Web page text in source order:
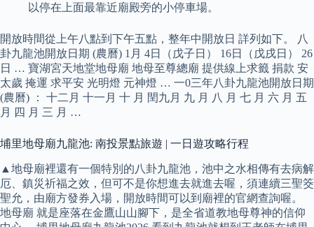
以停在上面最靠近廟殿旁的小停車場。
開放時間從上午八點到下午五點，整年中開放日 詳列如下。 八
卦九龍池開放日期 (農曆) 1月 4日（戊子日） 16日（戊戌日） 26
日 … 寶湖宮天地堂地母廟 地母至尊總廟 提供線上求籤 捐款 安
太歲 掩運 求平安 光明燈 元神燈 … 一0三年八卦九龍池開放日期
(農曆) ： 十二月 十一月 十 月 閏九月 九 月 八 月 七 月 六 月 五
月 四 月 三 月 …
埔里地母廟九龍池: 南投景點旅遊 | 一日遊攻略行程
▲地母廟裡還有一個特別的八卦九龍池，池中之水相傳有去病解
厄、鎮災祈福之效，但可不是你想進去就進去喔，須連續三聖筊
聖允，由廟方發券入場，開放時間可以到廟裡的官網查詢喔。
地母廟 就是座落在金鷹山山腳下，是全省道教地母尊神的信仰